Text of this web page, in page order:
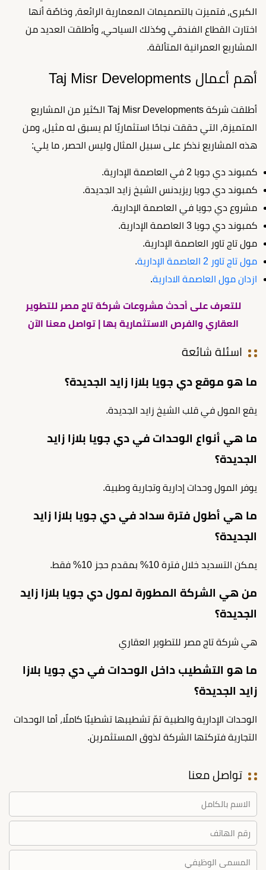
الكبرى، فتميزت بالتصميمات المعمارية الرائعة، وخاصًة أنها
اختارت القطاع الفندقي وكذلك السياحي، وأطلقت العديد من
المشاريع العمرانية المتألقة.
أهم أعمال Taj Misr Developments
أطلقت شركة Taj Misr Developments الكثير من المشاريع
المتميزة، التي حققت نجاحًا استثماريًا لم يسبق له مثيل، ومن
هذه المشاريع نذكر على سبيل المثال وليس الحصر، ما يلي:
كمبوند دي جويا 2 في العاصمة الإدارية.
كمبوند دي جويا ريزيدنس الشيخ زايد الجديدة.
مشروع دي جويا في العاصمة الإدارية.
كمبوند دي جويا 3 العاصمة الإدارية.
مول تاج تاور العاصمة الإدارية.
مول تاج تاور 2 العاصمة الإدارية
.
ازدان مول العاصمة الادارية.
للتعرف على أحدث مشروعات شركة تاج مصر للتطوير
العقاري والفرص الاستثمارية بها | تواصل معنا الآن
اسئلة شائعة
ما هو موقع دي جويا بلازا زايد الجديدة؟
يقع المول في قلب الشيخ زايد الجديدة.
ما هي أنواع الوحدات في دي جويا بلازا زايد
الجديدة؟
يوفر المول وحدات إدارية وتجارية وطبية.
ما هي أطول فترة سداد في دي جويا بلازا زايد
الجديدة؟
يمكن التسديد خلال فترة 10% بمقدم حجز 10% فقط.
من هي الشركة المطورة لمول دي جويا بلازا زايد
الجديدة؟
هي شركة تاج مصر للتطوير العقاري
ما هو التشطيب داخل الوحدات في دي جويا بلازا
زايد الجديدة؟
الوحدات الإدارية والطبية تمّ تشطيبها تشطيبًا كاملًا، أما الوحدات
التجارية فتركتها الشركة لذوق المستثمرين.
تواصل معنا